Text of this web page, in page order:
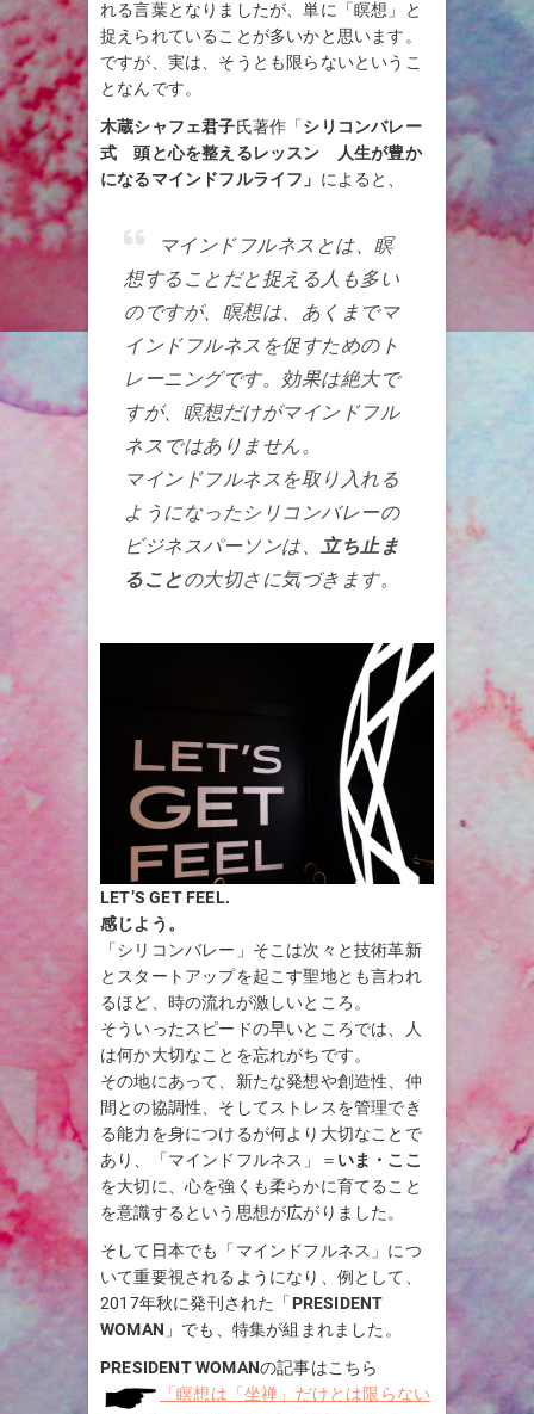
れる言葉となりましたが、単に「瞑想」と
捉えられていることが多いかと思います。
ですが、実は、そうとも限らないというこ
となんです。
木蔵シャフェ君子氏著作「シリコンバレー
式 頭と心を整えるレッスン 人生が豊か
になるマインドフルライフ」 によると、
マインドフルネスとは、瞑
想することだと捉える人も多い
のですが、瞑想は、あくまでマ
インドフルネスを促すためのト
レーニングです。効果は絶大で
すが、瞑想だけがマインドフル
ネスではありません。
マインドフルネスを取り入れる
ようになったシリコンバレーの
ビジネスパーソンは、
立ち止ま
ることの大切さに気づきます。
LET’S GET FEEL.
感じよう。
「シリコンバレー」そこは次々と技術革新
とスタートアップを起こす聖地とも言われ
るほど、時の流れが激しいところ。
そういったスピードの早いところでは、人
は何か大切なことを忘れがちです。
その地にあって、新たな発想や創造性、仲
間との協調性、そしてストレスを管理でき
る能力を身につけるが何より大切なことで
あり、「マインドフルネス」＝ いま・ここ
を大切に、心を強くも柔らかに育てること
を意識するという思想が広がりました。
そして日本でも「マインドフルネス」につ
いて重要視されるようになり、例として、
2017年秋に発刊された「PRESIDENT
WOMAN 」でも、特集が組まれました。
PRESIDENT WOMANの記事はこちら
「瞑想は「坐禅」だけとは限らない